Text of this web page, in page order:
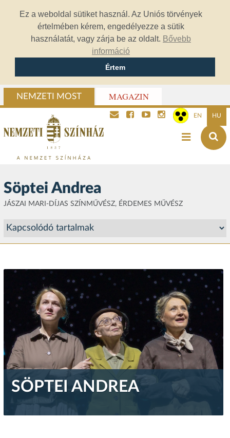
Ez a weboldal sütiket használ. Az Uniós törvények
értelmében kérem, engedélyezze a sütik
használatát, vagy zárja be az oldalt. Bővebb
információ
Értem
NEMZETI MOST MAGAZIN
EN HU
Söptei Andrea
JÁSZAI MARI-DÍJAS SZÍNMŰVÉSZ, ÉRDEMES MŰVÉSZ
SÖPTEI ANDREA